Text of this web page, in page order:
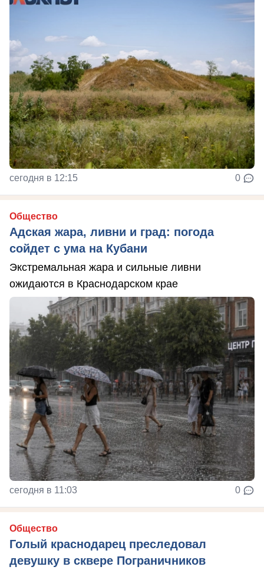
сегодня в 12:15 0
Общество
Адская жара, ливни и град: погода
сойдет с ума на Кубани
Экстремальная жара и сильные ливни
ожидаются в Краснодарском крае
сегодня в 11:03 0
Общество
Голый краснодарец преследовал
девушку в сквере Пограничников